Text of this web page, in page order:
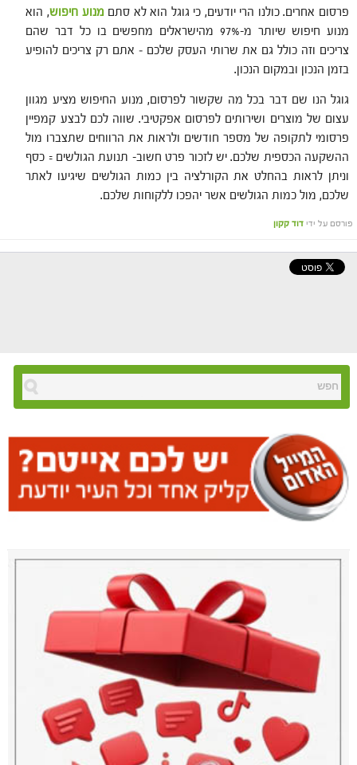
פרסום אחרים. כולנו הרי יודעים, כי גוגל הוא לא סתם מנוע חיפוש, הוא
מנוע חיפוש שיותר מ-97% מהישראלים מחפשים בו כל דבר שהם
צריכים וזה כולל גם את שרותי העסק שלכם – אתם רק צריכים להופיע
בזמן הנכון ובמקום הנכון.
גוגל הנו שם דבר בכל מה שקשור לפרסום, מנוע החיפוש מציע מגוון
עצום של מוצרים ושירותים לפרסום אפקטיבי. שווה לכם לבצע קמפיין
פרסומי לתקופה של מספר חודשים ולראות את הרווחים שתצברו מול
ההשקעה הכספית שלכם. יש לזכור פרט חשוב- תנועת הגולשים = כסף
וניתן לראות בהחלט את הקורלציה בין כמות הגולשים שיגיעו לאתר
שלכם, מול כמות הגולשים אשר יהפכו ללקוחות שלכם.
פורסם על ידי דוד קקון